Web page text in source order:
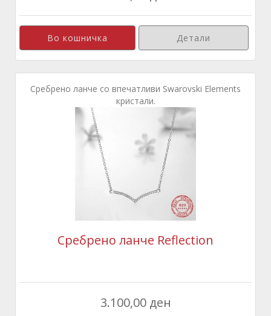
Детали
Сребрено ланче со впечатливи Swarovski Elements
кристали.
Сребрено ланче Reflection
3.100,00 ден